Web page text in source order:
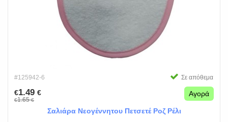
#125942-6 Σε απόθεμα
€1.49 €
€1.65€
Αγορά
Σαλιάρα Νεογέννητου Πετσετέ Ροζ Ρέλι